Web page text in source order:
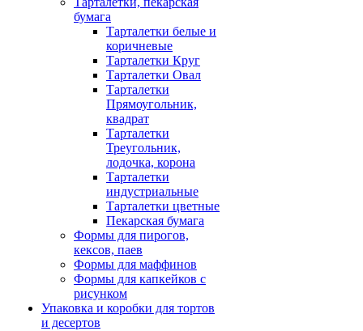
бумага
Тарталетки белые и
коричневые
Тарталетки Круг
Тарталетки Овал
Тарталетки
Прямоугольник,
квадрат
Тарталетки
Треугольник,
лодочка, корона
Тарталетки
индустриальные
Тарталетки цветные
Пекарская бумага
Формы для пирогов,
кексов, паев
Формы для маффинов
Формы для капкейков с
рисунком
Упаковка и коробки для тортов
и десертов